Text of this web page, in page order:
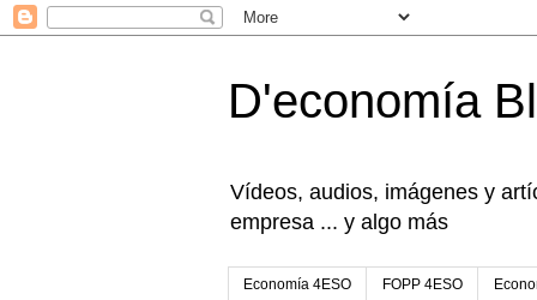
D'economía
Vídeos, audios, imágenes y
empresa ... y algo más
Economía 4ESO FOPP 4ESO